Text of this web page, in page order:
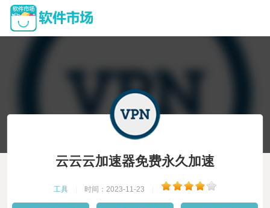
云云云加速器免费永久加速
工具 时间：2023-11-23